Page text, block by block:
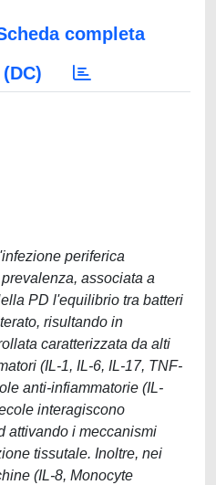
completa
periferica
associata a
PD l'equilibrio tra batteri
risultando in
caratterizzata da alti
(IL-1, IL-6, IL-17, TNF-
anti-infiammatorie (IL-
interagiscono
attivando i meccanismi
tissutale. Inoltre, nei
(IL-8, Monocyte